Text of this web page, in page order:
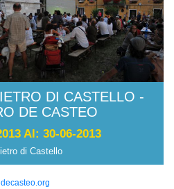
DI CASTELLO -
DE CASTEO
Al: 30-06-2013
di Castello